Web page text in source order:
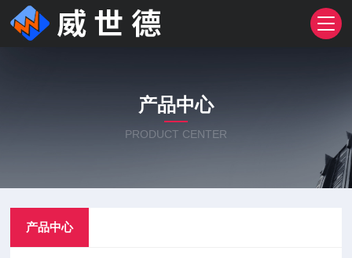
产品中心
PRODUCT CENTER
产品中心